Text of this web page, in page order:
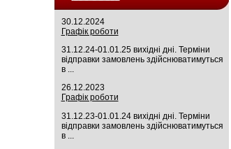
30.12.2024
Графік роботи
31.12.24-01.01.25 вихідні дні. Терміни
відправки замовлень здійснюватимуться
в ...
26.12.2023
Графік роботи
31.12.23-01.01.24 вихідні дні. Терміни
відправки замовлень здійснюватимуться
в ...